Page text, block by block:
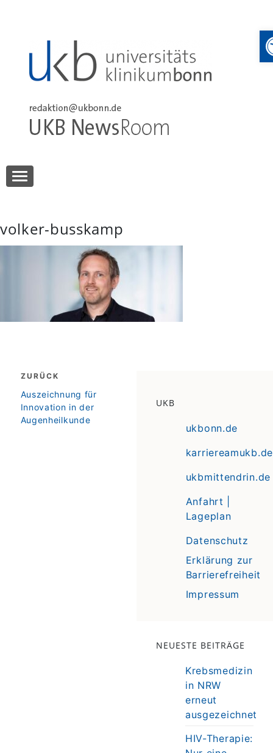
UKB NewsRoom
volker-busskamp
Beitragsnavigation
ZURÜCK
zurück
Auszeichnung für
Innovation in der
Augenheilkunde
UKB
ukbonn.de
karriereamukb.de
ukbmittendrin.de
Anfahrt |
Lageplan
Datenschutz
Erklärung zur
Barrierefreiheit
Impressum
NEUESTE BEITRÄGE
Krebsmedizin
in NRW
erneut
ausgezeichnet
HIV-Therapie: